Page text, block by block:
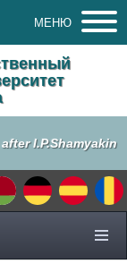
МЕНЮ
I.P.Shamyakin